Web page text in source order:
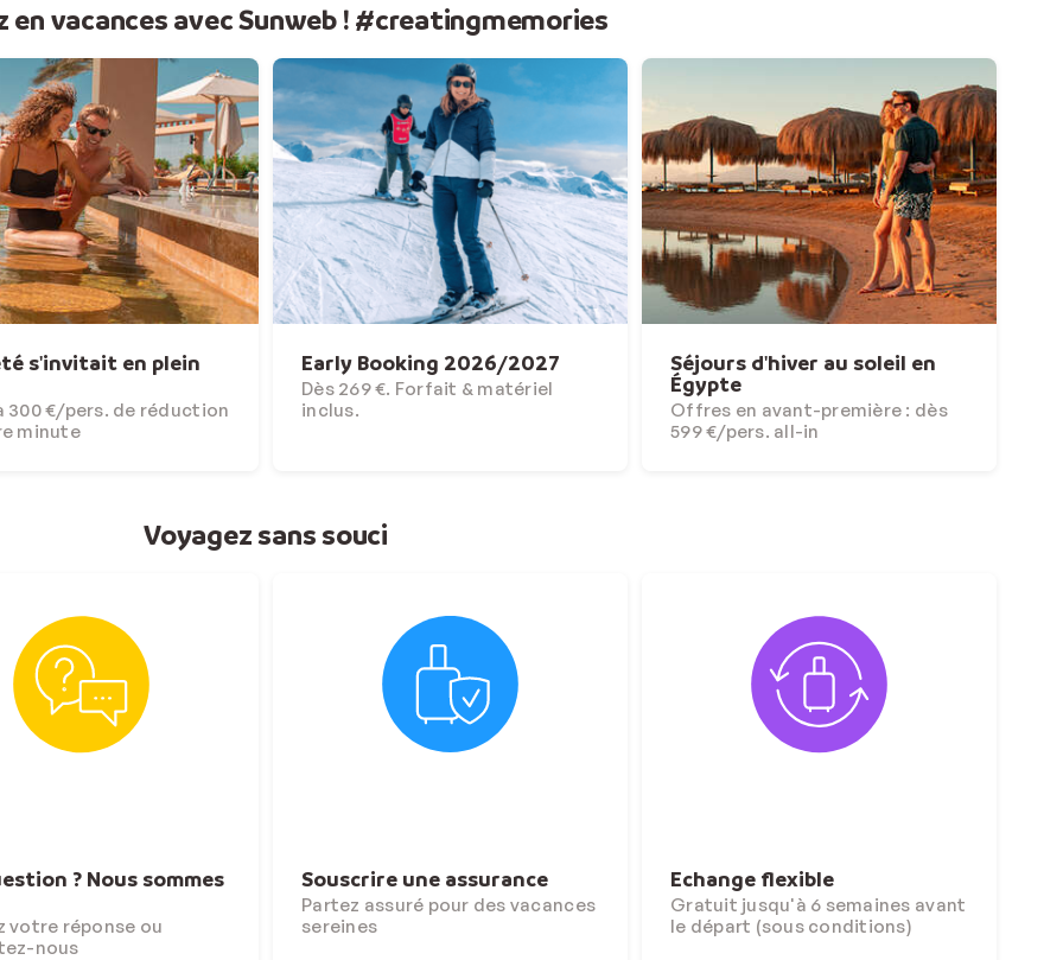
en vacances avec Sunweb ! #creatingmemories
s'invitait en plein
300 €/pers. de réduction
minute
Early Booking 2026/2027
Dès 269 €. Forfait & matériel
inclus.
Séjours d'hiver au soleil en
Égypte
Offres en avant-première : dès
599 €/pers. all-in
Voyagez sans souci
? Nous sommes
votre réponse ou
nous
Souscrire une assurance
Partez assuré pour des vacances
sereines
Echange flexible
Gratuit jusqu'à 6 semaines avant
le départ (sous conditions)